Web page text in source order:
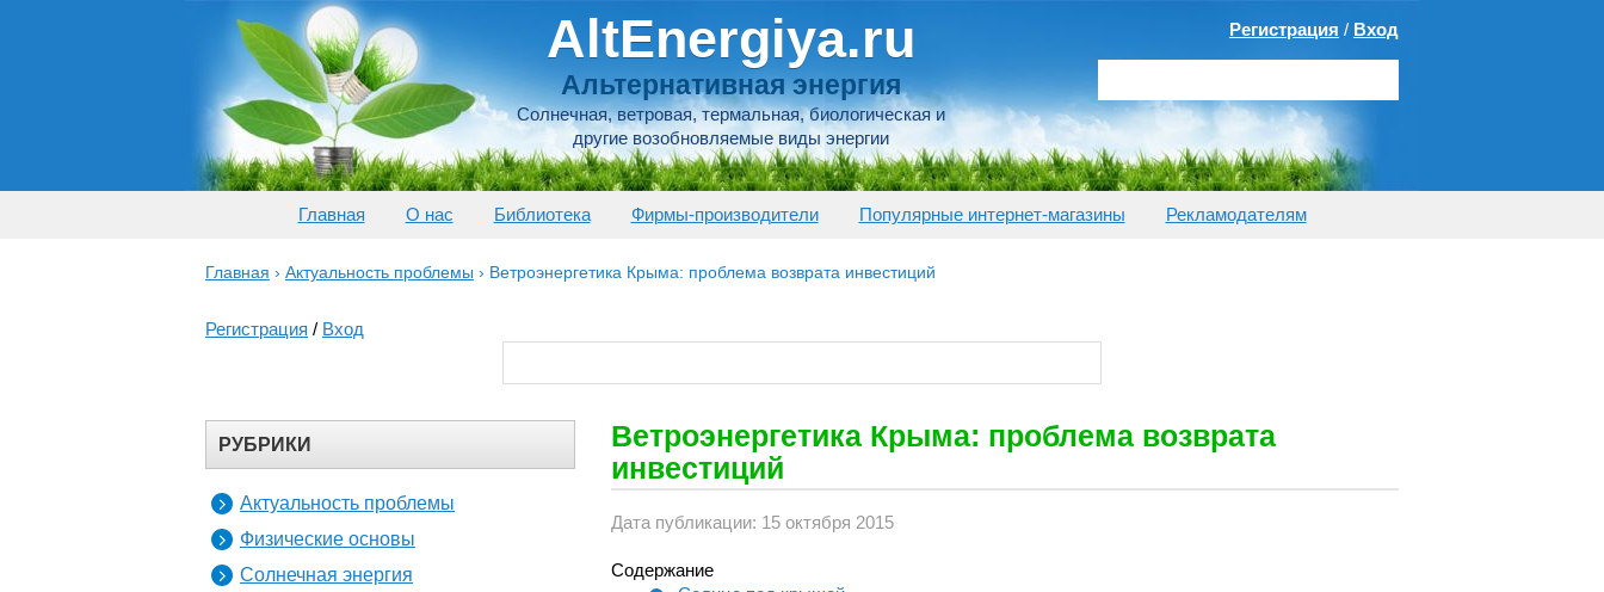
AltEnergiya.ru
Альтернативная энергия
Солнечная, ветровая, термальная, биологическая и
другие возобновляемые виды энергии
Регистрация / Вход
Главная О нас Библиотека Фирмы-производители Популярные интернет-магазины Рекламодателям
Главная › Актуальность проблемы › Ветроэнергетика Крыма: проблема возврата инвестиций
Регистрация / Вход
Ветроэнергетика Крыма: проблема возврата
инвестиций
Дата публикации: 15 октября 2015
Содержание
РУБРИКИ
Актуальность проблемы
Физические основы
Солнечная энергия